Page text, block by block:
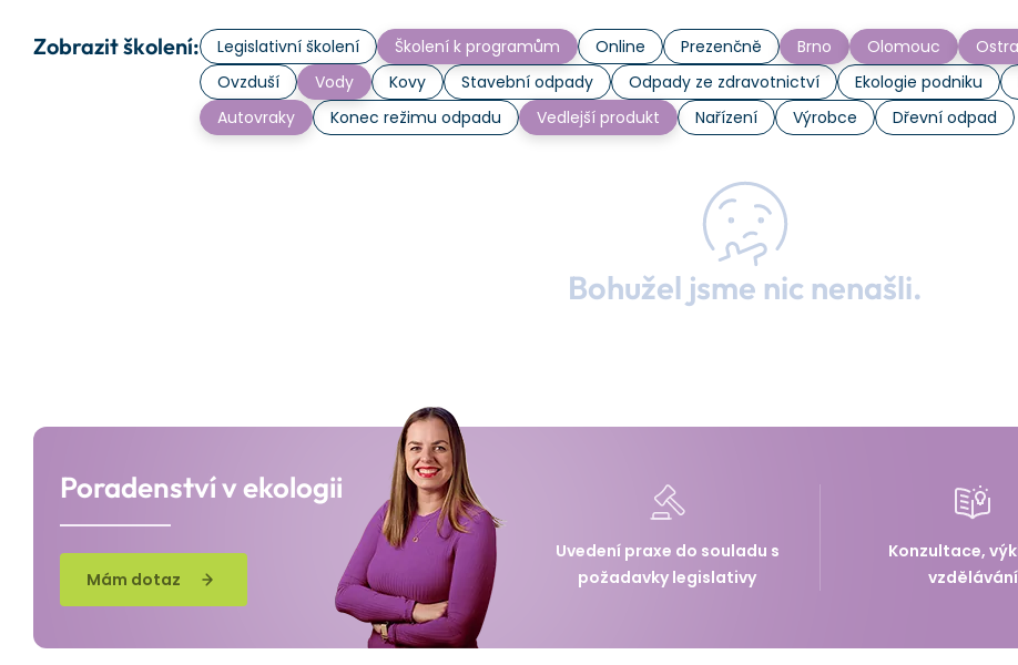
Zobrazit školení: Legislativní školení Školení k programům Online Prezenčně Brno Olomouc
Ovzduší
Vody Kovy Stavební odpady Odpady ze zdravotnictví Ekologie podniku
Autovraky
Konec režimu odpadu Vedlejší produkt Nařízení Výrobce Dřevní odpad
Bohužel jsme nic nenašli.
Poradenství v ekologii
Mám dotaz
Uvedení praxe do souladu s
požadavky legislativy
Konzultace,
vzdělávání